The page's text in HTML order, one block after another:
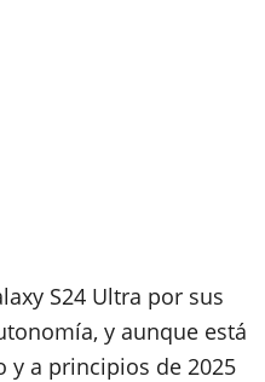
S24 Ultra por sus
y aunque está
a principios de 2025